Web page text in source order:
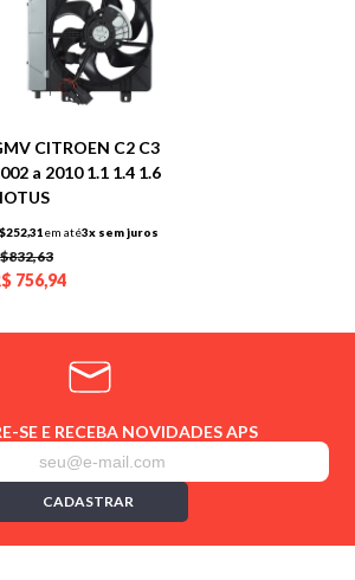
CITROEN C2 C3
a 2010 1.1 1.4 1.6
em até3x sem juros
756,94
SE E RECEBA NOVIDADES APS
CADASTRAR